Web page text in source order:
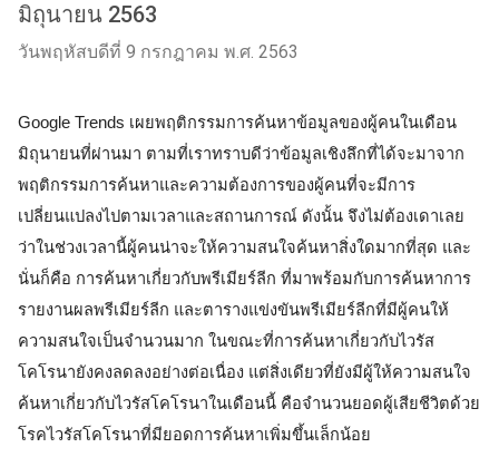
มิถุนายน 2563
วันพฤหัสบดีที่ 9 กรกฎาคม พ.ศ. 2563
Google Trends เผยพฤติกรรมการค้นหาข้อมูลของผู้คนในเดือน
มิถุนายนที่ผ่านมา ตามที่เราทราบดีว่าข้อมูลเชิงลึกที่ได้จะมาจาก
พฤติกรรมการค้นหาและความต้องการของผู้คนที่จะมีการ
เปลี่ยนแปลงไปตามเวลาและสถานการณ์ ดังนั้น จึงไม่ต้องเดาเลย
ว่าในช่วงเวลานี้ผู้คนน่าจะให้ความสนใจค้นหาสิ่งใดมากที่สุด และ
นั่นก็คือ การค้นหาเกี่ยวกับพรีเมียร์ลีก ที่มาพร้อมกับการค้นหาการ
รายงานผลพรีเมียร์ลีก และตารางแข่งขันพรีเมียร์ลีกที่มีผู้คนให้
ความสนใจเป็นจำนวนมาก ในขณะที่การค้นหาเกี่ยวกับไวรัส
โคโรนายังคงลดลงอย่างต่อเนื่อง แต่สิ่งเดียวที่ยังมีผู้ให้ความสนใจ
ค้นหาเกี่ยวกับไวรัสโคโรนาในเดือนนี้ คือจำนวนยอดผู้เสียชีวิตด้วย
โรคไวรัสโคโรนาที่มียอดการค้นหาเพิ่มขึ้นเล็กน้อย